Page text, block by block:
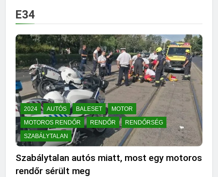
E34
2024 AUTÓS BALESET
MOTOR
MOTOROS RENDŐR
RENDŐR
RENDŐRSÉG
SZABÁLYTALAN
Szabálytalan autós miatt, most egy motoros
rendőr sérült meg